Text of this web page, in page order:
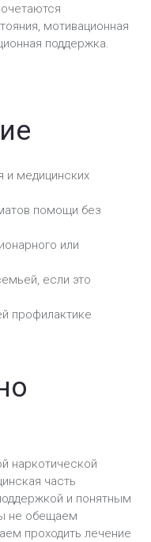
мотивационная
поддержка.
и медицинских
помощи без
или
если это
профилактике
наркотической
часть
и понятным
не обещаем
проходить лечение